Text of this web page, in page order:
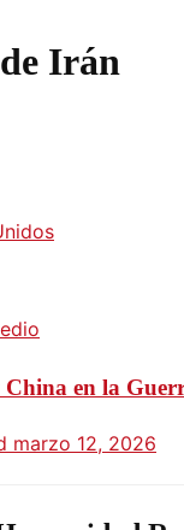
Irán
en la
marzo 12, 2026